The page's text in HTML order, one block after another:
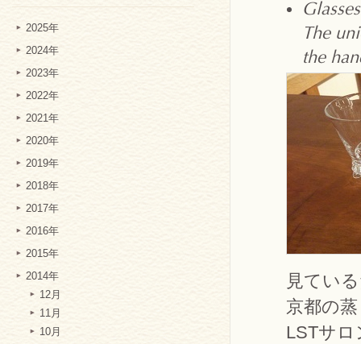
2025年
2024年
2023年
2022年
2021年
2020年
2019年
2018年
2017年
2016年
2015年
2014年
12月
11月
10月
The
the
見てい
京都の
LSTサ